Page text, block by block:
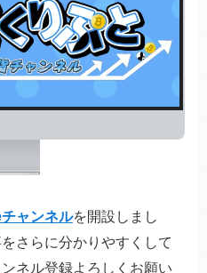
ャンネルを開設しまし
さらに分かりやすくして
ネル登録よろしくお願い